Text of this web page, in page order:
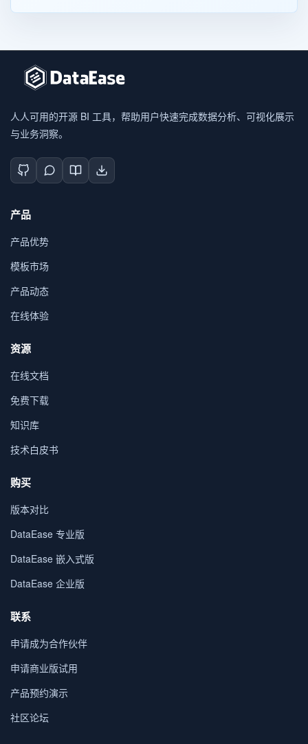
人人可用的开源 BI 工具，帮助用户快速完成数据分析、可视化展示
与业务洞察。
产品
产品优势
模板市场
产品动态
在线体验
资源
在线文档
免费下载
知识库
技术白皮书
购买
版本对比
DataEase 专业版
DataEase 嵌入式版
DataEase 企业版
联系
申请成为合作伙伴
申请商业版试用
产品预约演示
社区论坛